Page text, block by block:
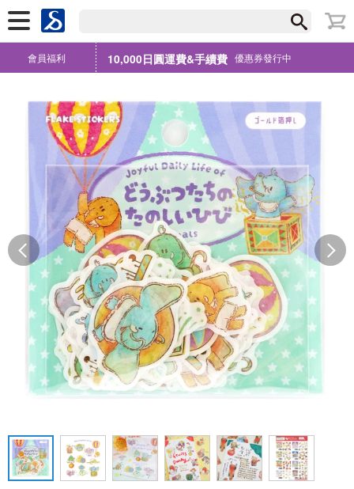
會員福利 10,000日圓運費&手續費 優惠券發行中